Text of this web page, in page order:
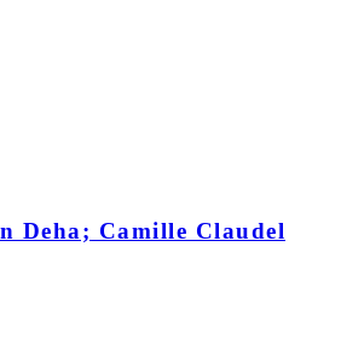
Deha; Camille Claudel